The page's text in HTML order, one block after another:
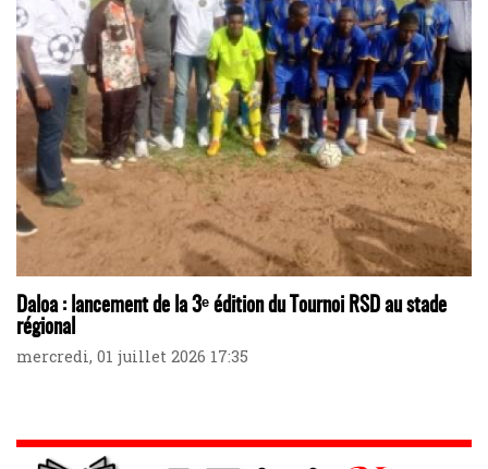
Daloa : lancement de la 3ᵉ édition du Tournoi RSD au stade
régional
mercredi, 01 juillet 2026 17:35